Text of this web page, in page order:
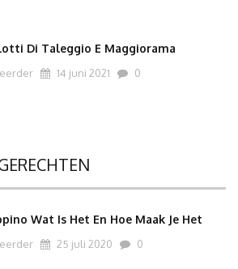
Di Taleggio E Maggiorama
14 juni 2021 0
Wat Is Het En Hoe Maak Je Het
25 juli 2020 0